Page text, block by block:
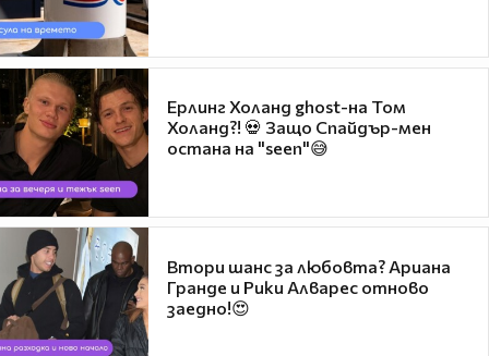
Ерлинг Холанд ghost-на Том
Холанд?! 💀 Защо Спайдър-мен
остана на "seen"😅
Втори шанс за любовта? Ариана
Гранде и Рики Алварес отново
заедно!😍